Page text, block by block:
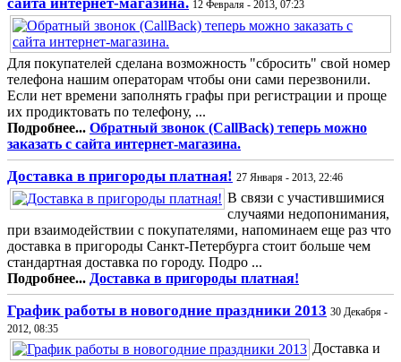
сайта интернет-магазина. 12 Февраля - 2013, 07:23
Для покупателей сделана возможность "сбросить" свой номер
телефона нашим операторам чтобы они сами перезвонили.
Если нет времени заполнять графы при регистрации и проще
их продиктовать по телефону, ...
Подробнее... Обратный звонок (CallBack) теперь можно
заказать с сайта интернет-магазина.
Доставка в пригороды платная! 27 Января - 2013, 22:46
В связи с участившимися
случаями недопонимания,
при взаимодействии с покупателями, напоминаем еще раз что
доставка в пригороды Санкт-Петербурга стоит больше чем
стандартная доставка по городу. Подро ...
Подробнее... Доставка в пригороды платная!
График работы в новогодние праздники 2013 30 Декабря -
2012, 08:35
Доставка и